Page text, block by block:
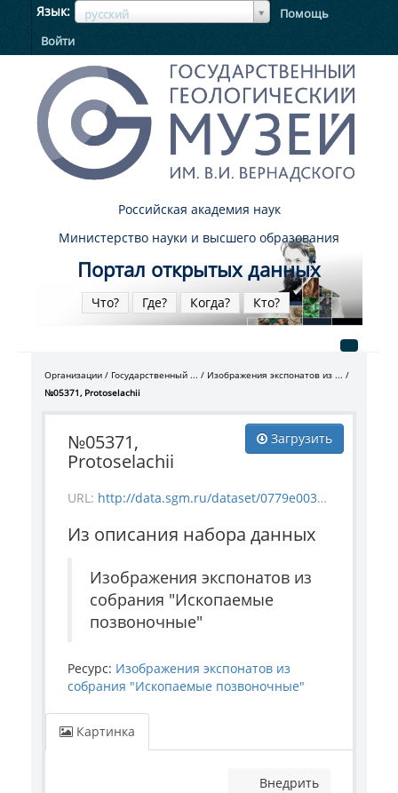
Язык русский
ЯзыкЯзык
Помощь
Войти
Российская академия наук
Министерство науки и высшего образования
Портал открытых данных
Что? Где? Когда? Кто?
Организации Государственный ...
Изображения экспонатов из ...
№05371, Protoselachii
Загрузить
№05371,
Protoselachii
URL: http://data.sgm.ru/dataset/0779e003-a6be-4363-bd84-0ae696d3d0ba/resource/bd817ace-6ce8-4862-bcb8-fd182dcc1b67/download/5371.jpg
Из описания набора данных
Изображения экспонатов из
собрания "Ископаемые
позвоночные"
Ресурс: Изображения экспонатов из
собрания "Ископаемые позвоночные"
Картинка
Внедрить